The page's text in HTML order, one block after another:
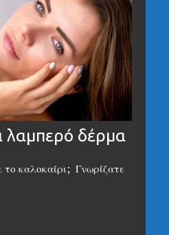
λαμπερό δέρμα
καλοκαίρι; Γνωρίζατε